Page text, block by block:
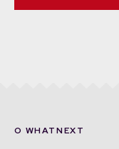
O WHATNEXT